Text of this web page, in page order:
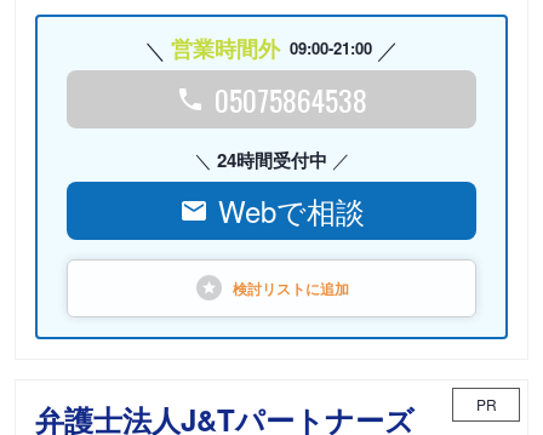
営業時間外 09:00-21:00
05075864538
24時間受付中
Webで相談
検討リストに追加
弁護士法人J&Tパートナーズ PR